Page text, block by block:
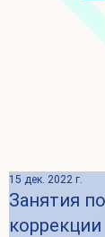
Занятия
коррекции
15 дек. 2022 г.